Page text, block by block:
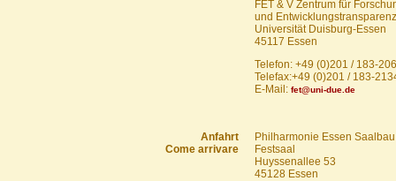
FET & V Zentrum für
und
Universität Duisburg-Essen
45117 Essen
Telefon: +49 (0)201 / 183-
Telefax:+49 (0)201 / 183-
E-Mail: fet@uni-due.de
Anfahrt
Come arrivare
Philharmonie Essen Saalbau
Festsaal
Huyssenallee 53
45128 Essen